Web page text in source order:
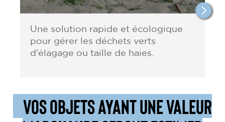
Une solution rapide et écologique
pour gérer les déchets verts
d’élagage ou taille de haies.
VOS OBJETS AYANT UNE VALEUR